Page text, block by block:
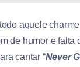
aquele
de humor e
cantar “Never